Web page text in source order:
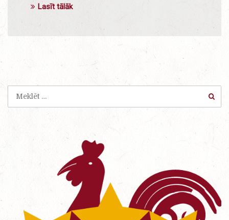
Lasīt tālāk